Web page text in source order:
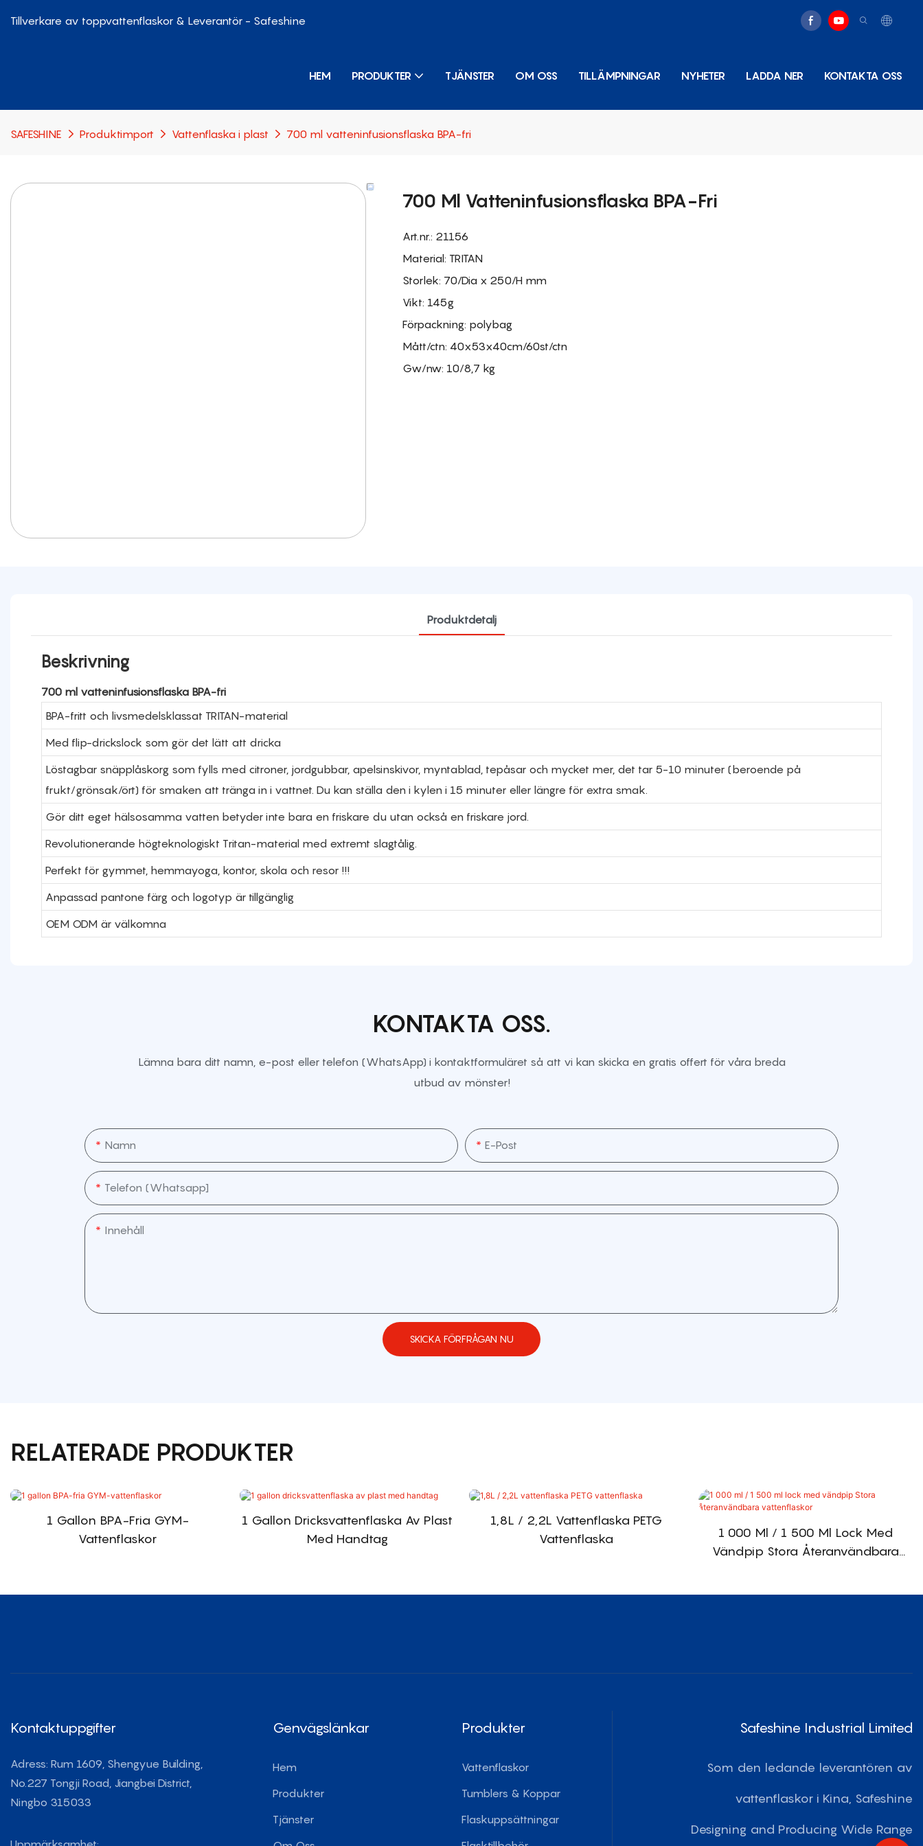
Tillverkare av toppvattenflaskor & Leverantör - Safeshine
HEM PRODUKTER TJÄNSTER OM OSS TILLÄMPNINGAR NYHETER LADDA NER KONTAKTA OSS
SAFESHINE Produktimport Vattenflaska i plast 700 ml vatteninfusionsflaska BPA-fri
700 Ml Vatteninfusionsflaska BPA-Fri
Art.nr.: 21156
Material: TRITAN
Storlek: 70/Dia x 250/H mm
Vikt: 145g
Förpackning: polybag
Mått/ctn: 40x53x40cm/60st/ctn
Gw/nw: 10/8,7 kg
Produktdetalj
Beskrivning
700 ml vatteninfusionsflaska BPA-fri
BPA-fritt och livsmedelsklassat TRITAN-material
Med flip-drickslock som gör det lätt att dricka
Löstagbar snäpplåskorg som fylls med citroner, jordgubbar, apelsinskivor, myntablad, tepåsar och mycket mer, det tar 5-10 minuter (beroende på
frukt/grönsak/ört) för smaken att tränga in i vattnet. Du kan ställa den i kylen i 15 minuter eller längre för extra smak.
Gör ditt eget hälsosamma vatten betyder inte bara en friskare du utan också en friskare jord.
Revolutionerande högteknologiskt Tritan-material med extremt slagtålig.
Perfekt för gymmet, hemmayoga, kontor, skola och resor !!!
Anpassad pantone färg och logotyp är tillgänglig
OEM ODM är välkomna
KONTAKTA OSS.
Lämna bara ditt namn, e-post eller telefon (WhatsApp) i kontaktformuläret så att vi kan skicka en gratis offert för våra breda
utbud av mönster!
Namn E-Post
Telefon (whatsapp]
Innehåll
SKICKA FÖRFRÅGAN NU
RELATERADE PRODUKTER
1 Gallon BPA-Fria GYM-
Vattenflaskor
1 Gallon Dricksvattenflaska Av Plast
Med Handtag
1,8L / 2,2L Vattenflaska PETG
Vattenflaska
1 000 Ml / 1 500 Ml Lock Med
Vändpip Stora Återanvändbara
Kontaktuppgifter
Adress: Rum 1609, Shengyue Building,
No.227 Tongji Road, Jiangbei District,
Ningbo 315033
Genvägslänkar
Hem
Produkter
Tjänster
Produkter
Vattenflaskor
Tumblers & Koppar
Flaskuppsättningar
Safeshine Industrial Limited
Som den ledande leverantören av
vattenflaskor i Kina, Safeshine
Designing and Producing Wide Range